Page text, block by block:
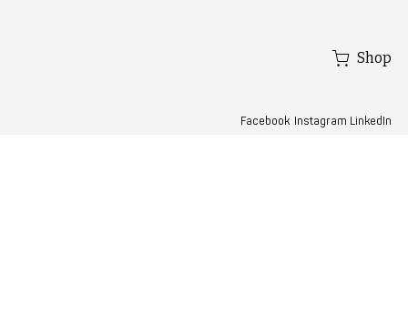
Facebook Instagram LinkedIn
Shop